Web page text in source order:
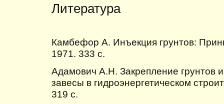
Литература
Камбефор А. Инъекция грунтов:
1971. 333 с.
Адамович А.Н. Закрепление грунтов
завесы в гидроэнергетическом
319 с.